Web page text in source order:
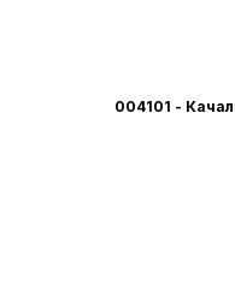
004101 -